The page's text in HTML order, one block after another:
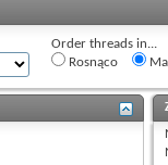
Order threads in...
Rosnąco